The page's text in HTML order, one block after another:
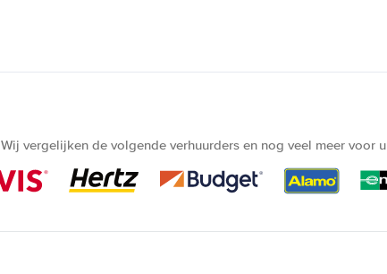
Wij vergelijken de volgende verhuurders en nog veel meer voor u